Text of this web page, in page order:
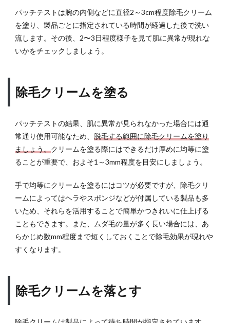
ンを
探す
パッチテストは腕の内側などに直径2～3cm程度除毛クリーム
を塗り、製品ごとに指定されている時間が経過した後で洗い
流します。その後、2〜3日程度様子を見て肌に異常が現れな
いかをチェックしましょう。
除毛クリームを塗る
パッチテストの結果、肌に異常が見られなかった場合には通
常通り使用可能なため、 脱毛する範囲に除毛クリームを塗り
ましょう。クリームを塗る際にはできるだけ厚めに均等に塗
ることが重要で、およそ1～3mm程度を目安にしましょう。
手で均等にクリームを塗るにはコツが必要ですが、除毛クリ
ームによってはヘラやスポンジなどが付属している製品も多
いため、それらを活用することで簡単かつきれいに仕上げる
こともできます。また、ムダ毛の量が多く長い場合には、あ
らかじめ数mm程度まで短くしておくことで除毛効果が現れや
すくなります。
除毛クリームを落とす